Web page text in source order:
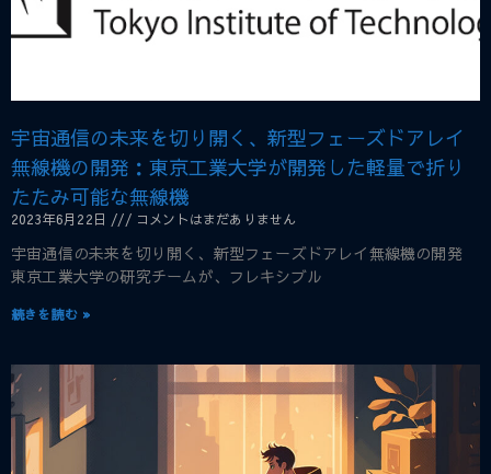
宇宙通信の未来を切り開く、新型フェーズドアレイ
無線機の開発：東京工業大学が開発した軽量で折り
たたみ可能な無線機
2023年6月22日 コメントはまだありません
宇宙通信の未来を切り開く、新型フェーズドアレイ無線機の開発
東京工業大学の研究チームが、フレキシブル
続きを読む »